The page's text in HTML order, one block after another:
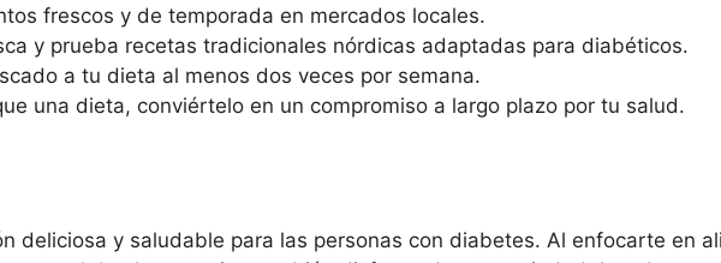
frescos y de temporada en mercados locales.
y prueba recetas tradicionales nórdicas adaptadas para diabéticos.
a tu dieta al menos dos veces por semana.
una dieta, conviértelo en un compromiso a largo plazo por tu salud.
deliciosa y saludable para las personas con diabetes. Al enfocarte en